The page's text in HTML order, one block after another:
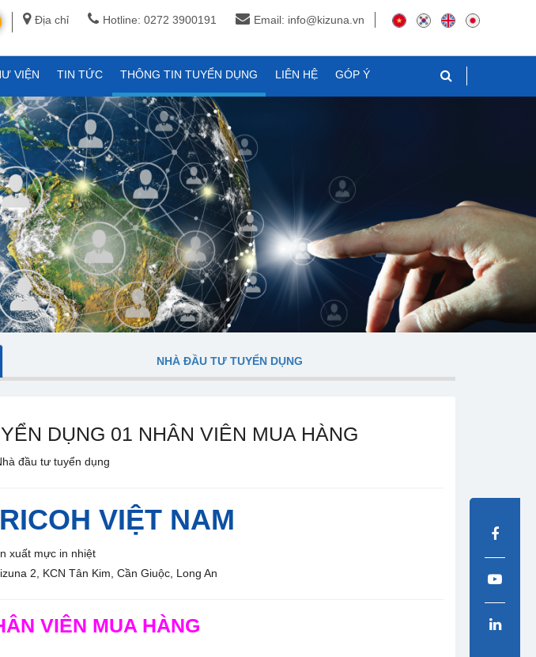
Địa chỉ Hotline: 0272 3900191 Email: info@kizuna.vn
VIỆN TIN TỨC THÔNG TIN TUYỂN DỤNG LIÊN HỆ GÓP Ý
NHÀ ĐẦU TƯ TUYỂN DỤNG
DỤNG 01 NHÂN VIÊN MUA HÀNG
đầu tư tuyển dụng
VIỆT NAM
xuất mực in nhiệt
2, KCN Tân Kim, Cần Giuộc, Long An
VIÊN MUA HÀNG